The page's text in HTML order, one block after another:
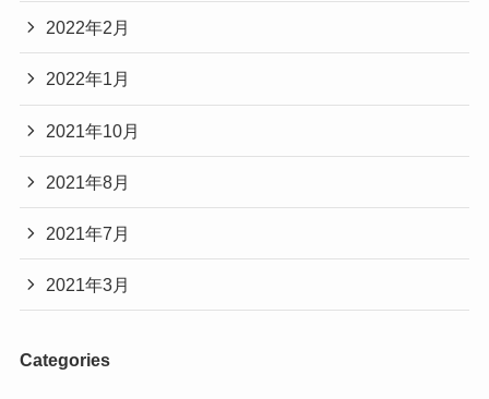
2022年2月
2022年1月
2021年10月
2021年8月
2021年7月
2021年3月
Categories